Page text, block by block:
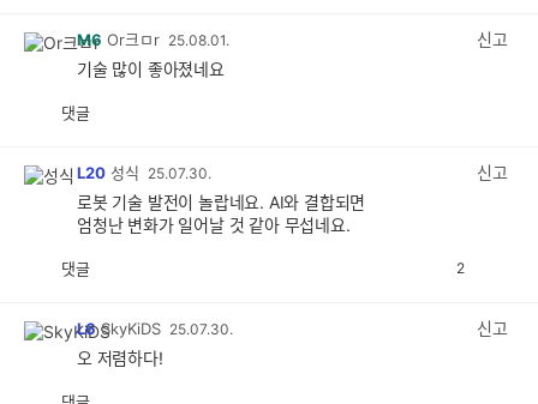
M6 Or크ㅁr 25.08.01.
신고
기술 많이 좋아졌네요
댓글
L20 성식 25.07.30.
신고
로봇 기술 발전이 놀랍네요. AI와 결합되면
엄청난 변화가 일어날 것 같아 무섭네요.
댓글 2
L6 SkyKiDS 25.07.30.
신고
오 저렴하다!